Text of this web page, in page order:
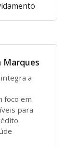
Marques
a
foco em
para